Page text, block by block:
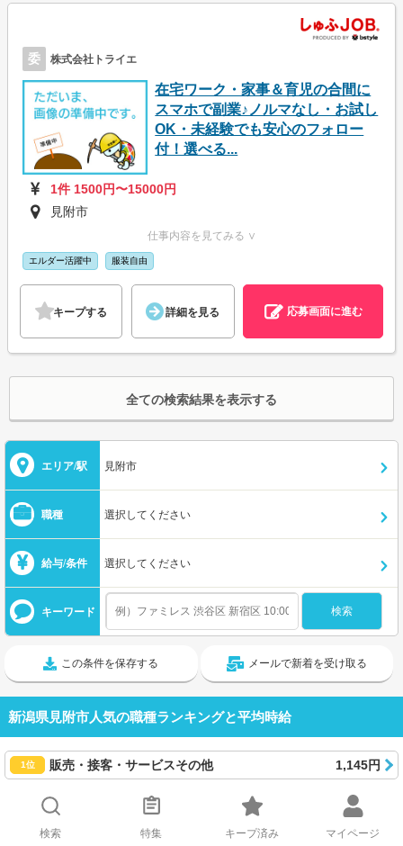
委 株式会社トライエ
在宅ワーク・家事＆育児の合間に
スマホで副業♪ノルマなし・お試し
OK・未経験でも安心のフォロー
付！選べる...
1件 1500円〜15000円
見附市
仕事内容を見てみる ∨
エルダー活躍中 服装自由
キープする 詳細を見る 応募画面に進む
全ての検索結果を表示する
エリア/駅 見附市
職種 選択してください
給与/条件 選択してください
キーワード
この条件を保存する メールで新着を受け取る
新潟県見附市人気の職種ランキングと平均時給
1位 販売・接客・サービスその他 1,145円
介護 1,261円
ケアマネジャー 1,170円
検索 特集 キープ済み マイページ